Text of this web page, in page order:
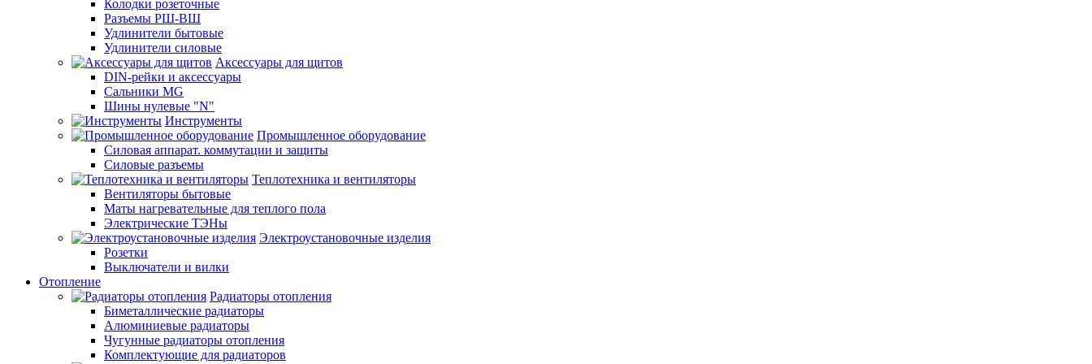
Колодки розеточные
Разъемы РШ-ВШ
Удлинители бытовые
Удлинители силовые
Аксессуары для щитов
DIN-рейки и аксессуары
Сальники MG
Шины нулевые "N"
Инструменты
Промышленное оборудование
Силовая аппарат. коммутации и защиты
Силовые разъемы
Теплотехника и вентиляторы
Вентиляторы бытовые
Маты нагревательные для теплого пола
Электрические ТЭНы
Электроустановочные изделия
Розетки
Выключатели и вилки
Отопление
Радиаторы отопления
Биметаллические радиаторы
Алюминиевые радиаторы
Чугунные радиаторы отопления
Комплектующие для радиаторов